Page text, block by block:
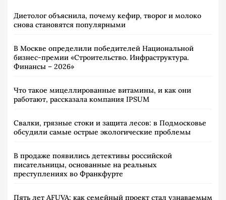
Диетолог объяснила, почему кефир, творог и молоко
снова становятся популярными
В Москве определили победителей Национальной
бизнес-премии «Строительство. Инфраструктура.
Финансы – 2026»
Что такое мицеллированные витамины, и как они
работают, рассказала компания IPSUM
Свалки, грязные стоки и защита лесов: в Подмосковье
обсудили самые острые экологические проблемы
В продаже появились детективы российской
писательницы, основанные на реальных
преступлениях во Франкфурте
Пять лет AFUVA: как семейный проект стал узнаваемым